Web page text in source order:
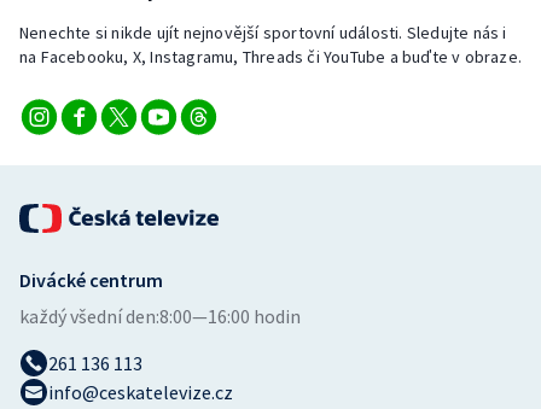
Nenechte si nikde ujít nejnovější sportovní události. Sledujte nás i
na Facebooku, X, Instagramu, Threads či YouTube a buďte v obraze.
Divácké centrum
každý všední den:8:00—16:00 hodin
261 136 113
info@ceskatelevize.cz